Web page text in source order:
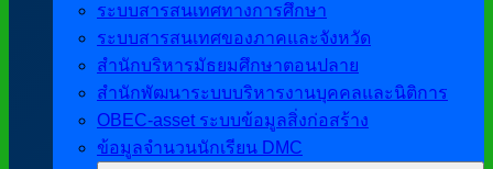
ระบบสารสนเทศทางการศึกษา
ระบบสารสนเทศของภาคและจังหวัด
สำนักบริหารมัธยมศึกษาตอนปลาย
สำนักพัฒนาระบบบริหารงานบุคคลและนิติการ
OBEC-asset ระบบข้อมูลสิ่งก่อสร้าง
ข้อมูลจำนวนนักเรียน DMC